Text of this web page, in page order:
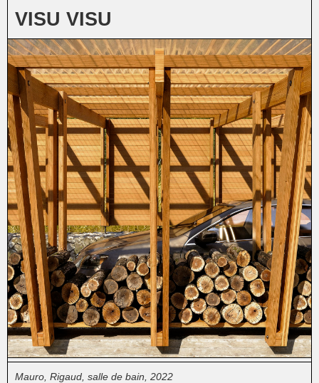
VISU VISU
Protoclub, EMT_01, 2025
Aimko.P, grand salon, 2024
Aimko.P, petit salon, 2023
Aimko.P, concept store, 2023
Atelier Aïno, BMT, avec Lambert David, 2023
CT&GP, 55MPC, 2023
Atelier Philippe Parreno, Sharjah, 2022
CT&GP, Enso, 2022
Radar, Pulse, 64Hz, 2022
Emmanuelle Lainé, Gare de Chelles, 2022
CT&GP, Vérandah, 2022
Alpha Immo, Communica, 2022
Alpha Immo, Communica, hall d'accueil, 2022
Mauro, Rigaud, salle de bain, 2022